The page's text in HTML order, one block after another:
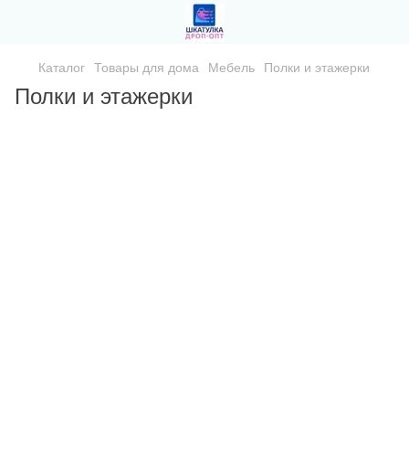
Каталог Товары для дома Мебель Полки и этажерки
Полки и этажерки